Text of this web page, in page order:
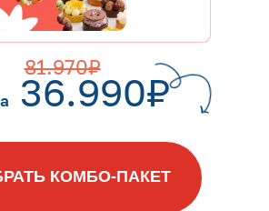
36.990₽
КОМБО-ПАКЕТ
81.970₽